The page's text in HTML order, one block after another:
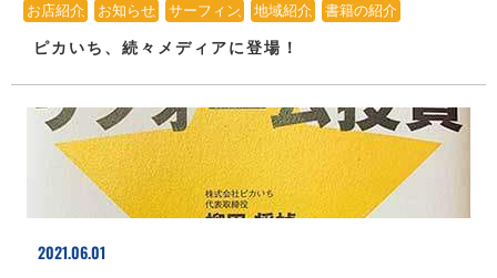
お店紹介、 お知らせ、 サーフィン、 地域紹介、 書籍の紹介
ピカいち、続々メディアに登場！
2021.06.01